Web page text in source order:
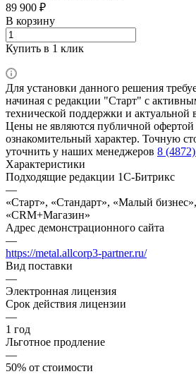
89 900 ₽
В корзину
Купить в 1 клик
Для установки данного решения
начиная с редакции "Старт" с
технической поддержки и актуальной
Цены не являются публичной офертой
ознакомительный характер. Точную
уточнить у наших менеджеров 8
Характеристики
Подходящие редакции 1С-Битрикс
—
«Старт», «Стандарт», «Малый
«CRM+Магазин»
Адрес демонстрационного сайта
—
https://metal.allcorp3-partner.ru/
Вид поставки
—
Электронная лицензия
Срок действия лицензии
—
1 год
Льготное продление
—
50% от стоимости